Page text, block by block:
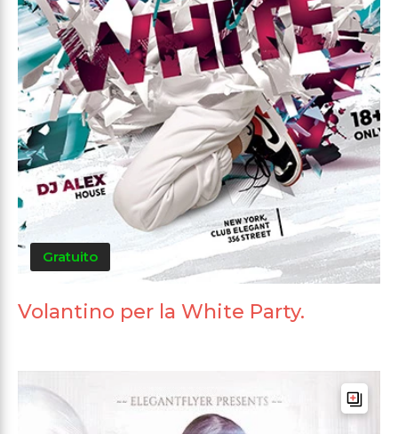
Gratuito
Volantino per la White Party.